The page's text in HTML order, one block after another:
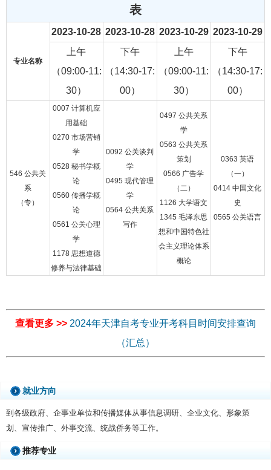
表
专业名称
2023-10-28 2023-10-28 2023-10-29 2023-10-29
上午
（09:00-11:
30）
下午
（14:30-17:
00）
上午
（09:00-11:
30）
下午
（14:30-17:
00）
546 公共关
系
（专）
0007 计算机应
用基础
0270 市场营销
学
0528 秘书学概
论
0560 传播学概
论
0561 公关心理
学
1178 思想道德
修养与法律基础
0092 公关谈判
学
0495 现代管理
学
0564 公共关系
写作
0497 公共关系
学
0563 公共关系
策划
0566 广告学
（二）
1126 大学语文
1345 毛泽东思
想和中国特色社
会主义理论体系
概论
0363 英语
（一）
0414 中国文化
史
0565 公关语言
查看更多 >> 2024年天津自考专业开考科目时间安排查询
（汇总）
就业方向
到各级政府、企事业单位和传播媒体从事信息调研、企业文化、形象策
划、宣传推广、外事交流、统战侨务等工作。
推荐专业